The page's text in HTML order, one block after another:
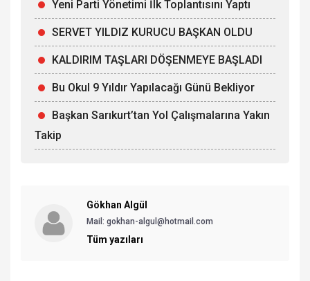
Yeni Parti Yönetimi İlk Toplantısını Yaptı
SERVET YILDIZ KURUCU BAŞKAN OLDU
KALDIRIM TAŞLARI DÖŞENMEYE BAŞLADI
Bu Okul 9 Yıldır Yapılacağı Günü Bekliyor
Başkan Sarıkurt’tan Yol Çalışmalarına Yakın
Takip
Gökhan Algül
Mail: gokhan-algul@hotmail.com
Tüm yazıları